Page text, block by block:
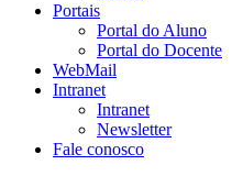
Portais
Portal do Aluno
Portal do Docente
WebMail
Intranet
Intranet
Newsletter
Fale conosco